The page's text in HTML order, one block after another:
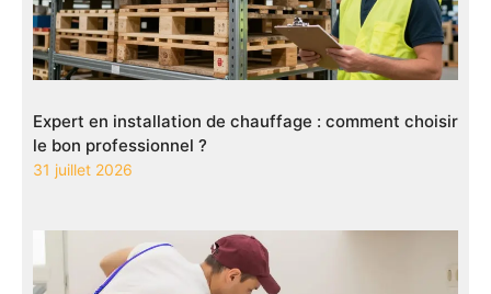
Expert en installation de chauffage : comment choisir
le bon professionnel ?
31 juillet 2026